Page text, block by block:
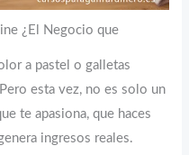
¿El Negocio que
a pastel o galletas
esta vez, no es solo un
te apasiona, que haces
ingresos reales.